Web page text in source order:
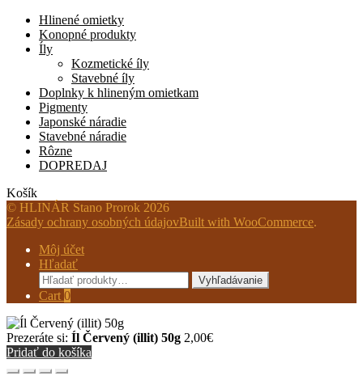
Hlinené omietky
Konopné produkty
Íly
Kozmetické íly
Stavebné íly
Doplnky k hlineným omietkam
Pigmenty
Japonské náradie
Stavebné náradie
Rôzne
DOPREDAJ
Košík
© HLINÁR Stano Prorok 2026
Zásady ochrany osobných údajovBuilt with WooCommerce.
Môj účet
Hľadať
Hľadať:
Vyhľadávanie
Cart 0
Prezeráte si: Íl Červený (illit) 50g 2,00€
Pridať do košíka